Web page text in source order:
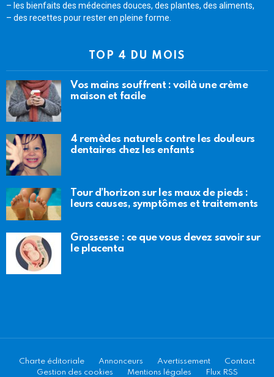
– les bienfaits des médecines douces, des plantes, des aliments,
– des recettes pour rester en pleine forme.
TOP 4 DU MOIS
Vos mains souffrent : voilà une crème
maison et facile
4 remèdes naturels contre les douleurs
dentaires chez les enfants
Tour d’horizon sur les maux de pieds :
leurs causes, symptômes et traitements
Grossesse : ce que vous devez savoir sur
le placenta
Charte éditoriale Annonceurs Avertissement
Contact
Gestion des cookies
Mentions légales Flux RSS